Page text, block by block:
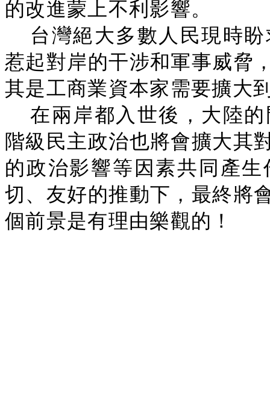
的改進蒙上不利影響。
台灣絕大多數人民現時
惹起對岸的干涉和軍事威脅
其是工商業資本家需要擴大
在兩岸都入世後，大陸
階級民主政治也將會擴大其
的政治影響等因素共同產
切、友好的推動下，最終將
個前景是有理由樂觀的！